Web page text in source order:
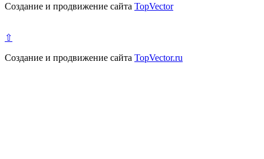
Создание и продвижение сайта TopVector
⇧
Создание и продвижение сайта TopVector.ru